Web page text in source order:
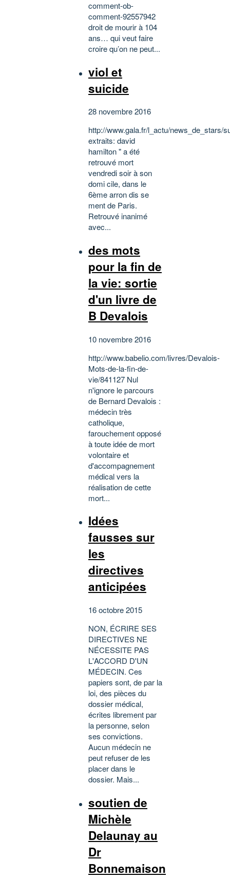
comment-ob-
comment-92557942
droit de mourir à 104
ans… qui veut faire
croire qu’on ne peut...
viol et
suicide
28 novembre 2016
http://www.gala.fr/l_actu/news_de_stars/
extraits: david
hamilton " a été
retrouvé mort
vendredi soir à son
domi cile, dans le
6ème arron dis se
ment de Paris.
Retrouvé inanimé
avec...
des mots
pour la fin de
la vie: sortie
d'un livre de
B Devalois
10 novembre 2016
http://www.babelio.com/livres/Devalois-
Mots-de-la-fin-de-
vie/841127 Nul
n'ignore le parcours
de Bernard Devalois :
médecin très
catholique,
farouchement opposé
à toute idée de mort
volontaire et
d'accompagnement
médical vers la
réalisation de cette
mort...
Idées
fausses sur
les
directives
anticipées
16 octobre 2015
NON, ÉCRIRE SES
DIRECTIVES NE
NÉCESSITE PAS
L'ACCORD D'UN
MÉDECIN. Ces
papiers sont, de par la
loi, des pièces du
dossier médical,
écrites librement par
la personne, selon
ses convictions.
Aucun médecin ne
peut refuser de les
placer dans le
dossier. Mais...
soutien de
Michèle
Delaunay au
Dr
Bonnemaison